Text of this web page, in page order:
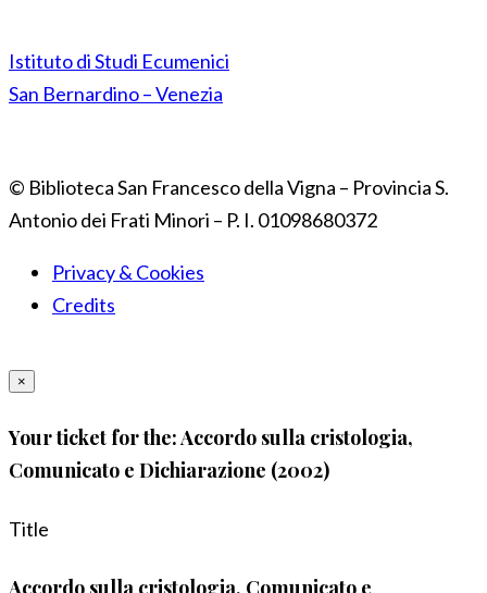
Istituto di Studi Ecumenici
San Bernardino – Venezia
© Biblioteca San Francesco della Vigna – Provincia S.
Antonio dei Frati Minori – P. I. 01098680372
Privacy & Cookies
Credits
×
Your ticket for the: Accordo sulla cristologia,
Comunicato e Dichiarazione (2002)
Title
Accordo sulla cristologia, Comunicato e